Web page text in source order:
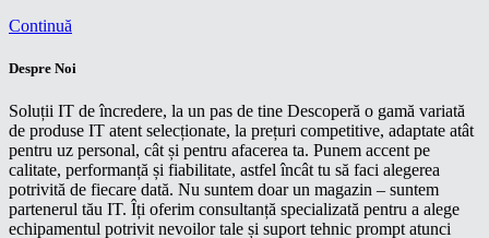
Continuă
Despre Noi
Soluții IT de încredere, la un pas de tine Descoperă o gamă variată
de produse IT atent selecționate, la prețuri competitive, adaptate atât
pentru uz personal, cât și pentru afacerea ta. Punem accent pe
calitate, performanță și fiabilitate, astfel încât tu să faci alegerea
potrivită de fiecare dată. Nu suntem doar un magazin – suntem
partenerul tău IT. Îți oferim consultanță specializată pentru a alege
echipamentul potrivit nevoilor tale și suport tehnic prompt atunci